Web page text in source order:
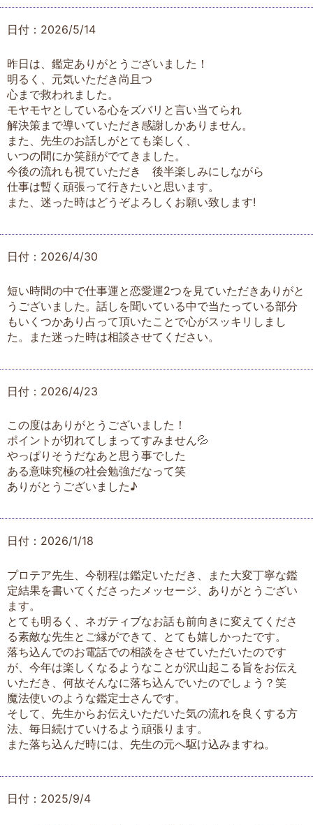
日付：2026/5/14
昨日は、鑑定ありがとうございました！
明るく、元気いただき尚且つ
心まで救われました。
モヤモヤとしている心をズバリと言い当てられ
解決策まで導いていただき感謝しかありません。
また、先生のお話しがとても楽しく、
いつの間にか笑顔がでてきました。
今後の流れも視ていただき 後半楽しみにしながら
仕事は暫く頑張って行きたいと思います。
また、迷った時はどうぞよろしくお願い致します!
日付：2026/4/30
短い時間の中で仕事運と恋愛運2つを見ていただきありがと
うございました。話しを聞いている中で当たっている部分
もいくつかあり占って頂いたことで心がスッキリしまし
た。また迷った時は相談させてください。
日付：2026/4/23
この度はありがとうございました！
ポイントが切れてしまってすみません💦
やっぱりそうだなあと思う事でした
ある意味究極の社会勉強だなって笑
ありがとうございました♪
日付：2026/1/18
プロテア先生、今朝程は鑑定いただき、また大変丁寧な鑑
定結果を書いてくださったメッセージ、ありがとうござい
ます。
とても明るく、ネガティブなお話も前向きに変えてくださ
る素敵な先生とご縁ができて、とても嬉しかったです。
落ち込んでのお電話での相談をさせていただいたのです
が、今年は楽しくなるようなことが沢山起こる旨をお伝え
いただき、何故そんなに落ち込んでいたのでしょう？笑
魔法使いのような鑑定士さんです。
そして、先生からお伝えいただいた気の流れを良くする方
法、毎日続けていけるよう頑張ります。
また落ち込んだ時には、先生の元へ駆け込みますね。
日付：2025/9/4